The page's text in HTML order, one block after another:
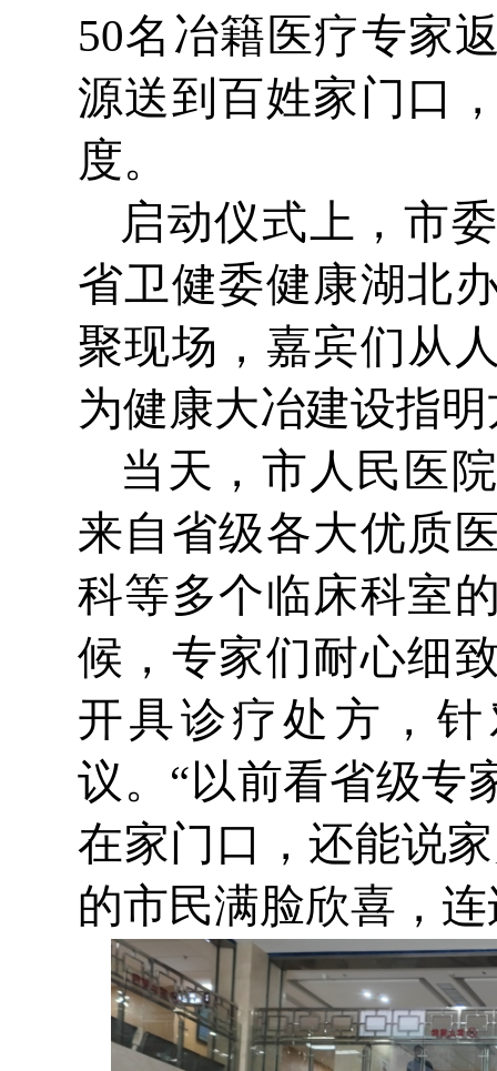
50名冶籍医疗专家
源送到百姓家门口
度。
启动仪式上，市
省卫健委健康湖北
聚现场，嘉宾们从
为健康大冶建设指
当天，市人民医
来自省级各大优质
科等多个临床科室
候，专家们耐心细
开具诊疗处方，
议。“以前看省级专
在家门口，还能说
的市民满脸欣喜，